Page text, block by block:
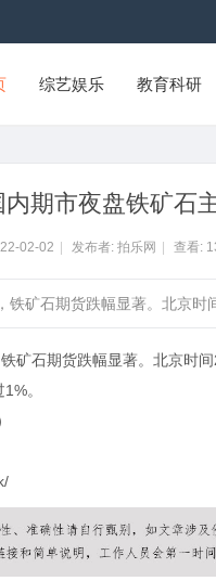
综艺娱乐 教育科研
内期市夜盘铁矿石
02-02 发布者: 拍乐网 查看:
铁矿石期货跌幅显著。北京
石期货跌幅显著。北京时
。